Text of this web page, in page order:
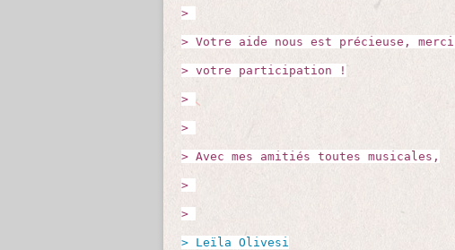
>
> Votre aide nous est précieuse,
> votre participation !
>
>
> Avec mes amitiés toutes musicales,
>
>
> Leïla Olivesi